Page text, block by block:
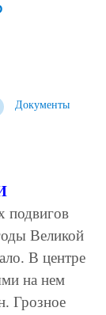
Документы
подвигов
Великой
В центре
на нем
Грозное